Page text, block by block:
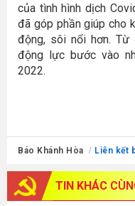
của tình hình dịch
đã góp phần giúp cho
động, sôi nổi hơn. Từ
động lực bước vào
2022.
Báo Khánh Hòa Liên kết
TIN KHÁC